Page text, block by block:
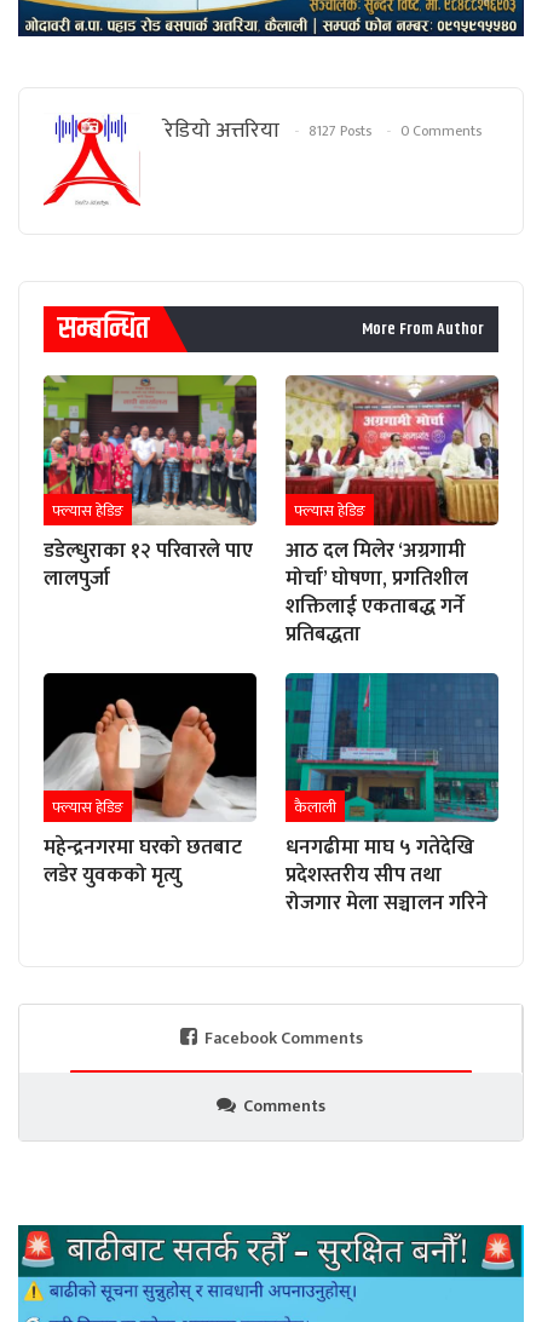
रेडियाे अत्तरिया 8127 Posts 0 Comments
सम्बन्धित More From Author
फ्ल्यास हेडिङ
डडेल्धुराका १२ परिवारले पाए
लालपुर्जा
फ्ल्यास हेडिङ
आठ दल मिलेर ‘अग्रगामी
मोर्चा’ घोषणा, प्रगतिशील
शक्तिलाई एकताबद्ध गर्ने
प्रतिबद्धता
फ्ल्यास हेडिङ
महेन्द्रनगरमा घरको छतबाट
लडेर युवकको मृत्यु
कैलाली
धनगढीमा माघ ५ गतेदेखि
प्रदेशस्तरीय सीप तथा
रोजगार मेला सञ्चालन गरिने
Facebook Comments
Comments